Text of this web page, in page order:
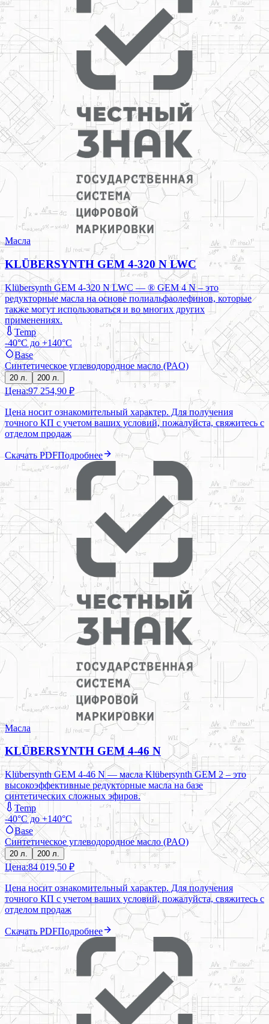
Масла
KLÜBERSYNTH GEM 4-320 N LWC
Klübersynth GEM 4-320 N LWC — ® GEM 4 N – это
редукторные масла на основе полиальфаолефинов, которые
также могут использоваться и во многих других
применениях.
Temp
-40°C до +140°C
Base
Синтетическое углеводородное масло (PAO)
20 л. 200 л.
Цена:97 254,90 ₽
Цена носит ознакомительный характер. Для получения
точного КП с учетом ваших условий, пожалуйста, свяжитесь с
отделом продаж
Скачать PDFПодробнее
Масла
KLÜBERSYNTH GEM 4-46 N
Klübersynth GEM 4-46 N — масла Klübersynth GEM 2 – это
высокоэффективные редукторные масла на базе
синтетических сложных эфиров.
Temp
-40°C до +140°C
Base
Синтетическое углеводородное масло (PAO)
20 л. 200 л.
Цена:84 019,50 ₽
Цена носит ознакомительный характер. Для получения
точного КП с учетом ваших условий, пожалуйста, свяжитесь с
отделом продаж
Скачать PDFПодробнее